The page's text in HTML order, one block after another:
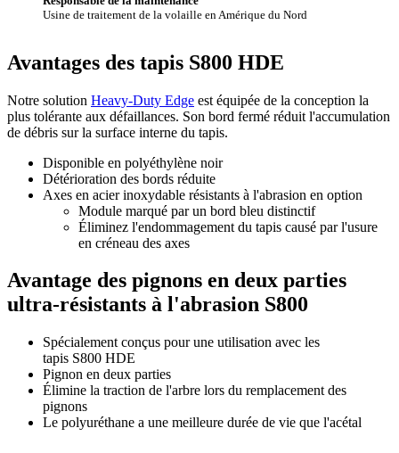
Usine de traitement de la volaille en Amérique du Nord
Avantages des tapis S800 HDE
Notre solution Heavy-Duty Edge est équipée de la conception la
plus tolérante aux défaillances. Son bord fermé réduit l'accumulation
de débris sur la surface interne du tapis.
Disponible en polyéthylène noir
Détérioration des bords réduite
Axes en acier inoxydable résistants à l'abrasion en option
Module marqué par un bord bleu distinctif
Éliminez l'endommagement du tapis causé par l'usure
en créneau des axes
Avantage des pignons en deux parties
ultra-résistants à l'abrasion S800
Spécialement conçus pour une utilisation avec les
tapis S800 HDE
Pignon en deux parties
Élimine la traction de l'arbre lors du remplacement des
pignons
Le polyuréthane a une meilleure durée de vie que l'acétal